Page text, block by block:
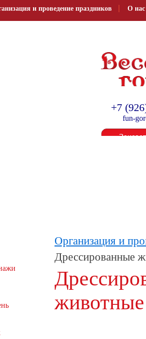
и проведение праздников О нас
+7
fun-
Организация и
Дрессированные
животные